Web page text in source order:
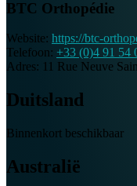
BTC Orthopédie
Website: https://btc-
Telefoon: +33 (0)4 91 54
Adres:
11 Rue Neuve
Duitsland
Binnenkort beschikbaar
Australië